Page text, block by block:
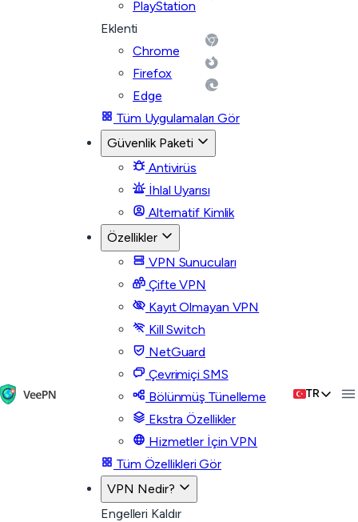
PlayStation
Eklenti
Chrome
Firefox
Edge
Tüm Uygulamaları Gör
Güvenlik Paketi
Antivirüs
İhlal Uyarısı
Alternatif Kimlik
Özellikler
VPN Sunucuları
Çifte VPN
Kayıt Olmayan VPN
Kill Switch
NetGuard
Çevrimiçi SMS
Bölünmüş Tünelleme
Ekstra Özellikler
Hizmetler İçin VPN
Tüm Özellikleri Gör
VPN Nedir?
Engelleri Kaldır
TR